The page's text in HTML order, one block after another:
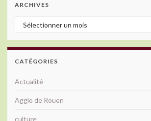
ARCHIVES
Archives
CATÉGORIES
Actualité
Agglo de Rouen
culture